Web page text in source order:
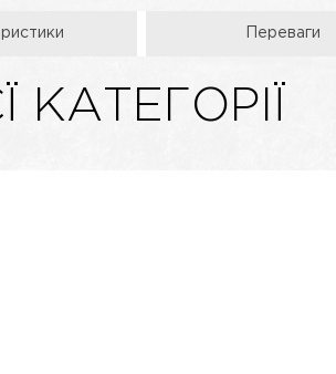
Переваги
КАТЕГОРІЇ